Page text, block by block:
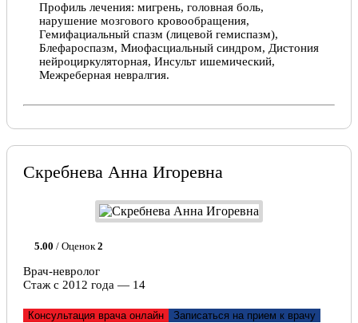
Профиль лечения: мигрень, головная боль,
нарушение мозгового кровообращения,
Гемифациальный спазм (лицевой гемиспазм),
Блефароспазм, Миофасциальный синдром, Дистония
нейроциркуляторная, Инсульт ишемический,
Межреберная невралгия.
Скребнева Анна Игоревна
5.00 / Оценок2
Врач-невролог
Стаж с 2012 года — 14
Консультация врача онлайн Записаться на прием к врачу